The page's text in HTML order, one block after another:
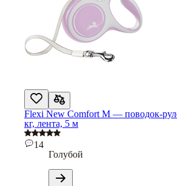
Flexi New Comfort M — поводок-
кг, лента, 5 м
14
Голубой